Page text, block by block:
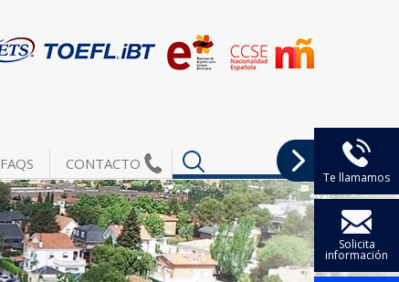
FAQS CONTACTO
Te llamamos
Solicita
información